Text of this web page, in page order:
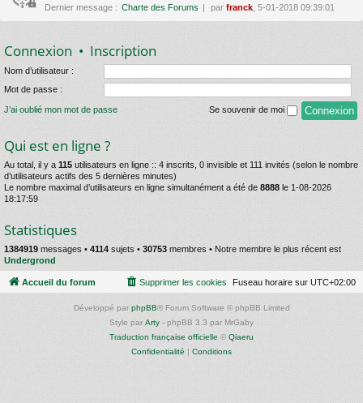
Dernier message : Charte des Forums par franck , 5-01-2018 09:39:01
Connexion • Inscription
Nom d’utilisateur :
Mot de passe :
J’ai oublié mon mot de passe Se souvenir de moi
Qui est en ligne ?
Au total, il y a 115 utilisateurs en ligne :: 4 inscrits, 0 invisible et 111 invités (selon le nombre
d’utilisateurs actifs des 5 dernières minutes)
Le nombre maximal d’utilisateurs en ligne simultanément a été de 8888 le 1-08-2026
18:17:59
Statistiques
1384919 messages • 4114 sujets • 30753 membres • Notre membre le plus récent est
Undergrond
Accueil du forum Fuseau horaire sur UTC+02:00
Supprimer les cookies
Développé par phpBB® Forum Software © phpBB Limited
Style par Arty - phpBB 3.3 par MrGaby
Traduction française officielle © Qiaeru
Confidentialité | Conditions